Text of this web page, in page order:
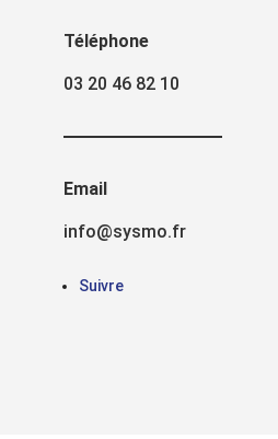
Téléphone
03 20 46 82 10
Email
info@sysmo.fr
Suivre